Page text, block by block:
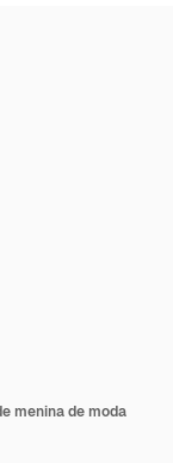
menina de moda